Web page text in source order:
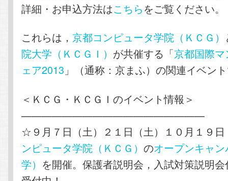
詳細・お申込方法はこちらをご覧ください。
これらは， 京都コンピュータ学院（ＫＣＧ）
院大学（ＫＣＧＩ） が共催する「京都国際
ェア2013 」（通称：京まふ）の関連イベン
＜ＫＣＧ・ＫＣＧＩのイベント情報＞
——————————————————
☆９月７日（土）２１日（土）１０月１９
ンピュータ学院（ＫＣＧ）のオープンキャ
学） を開催。保護者説明会，入試対策説明